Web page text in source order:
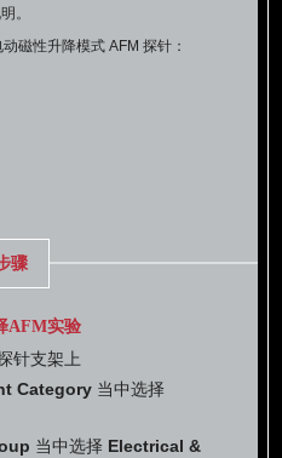
。
磁性升降模式 AFM 探针：
骤
AFM实验
针支架上
Category 当中选择
当中选择 Electrical &